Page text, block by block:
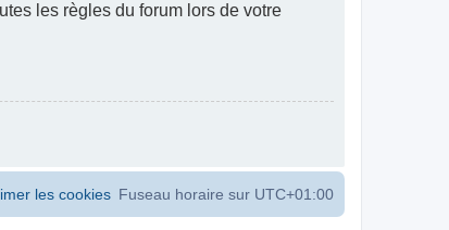
les règles du forum lors de votre
Fuseau horaire sur UTC+01:00
les cookies